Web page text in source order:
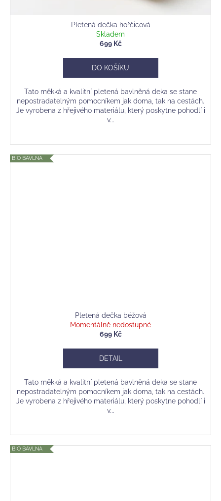
Pletená dečka hořčicová
Skladem
699 Kč
DO KOŠÍKU
Tato měkká a kvalitní pletená bavlněná deka se stane
nepostradatelným pomocníkem jak doma, tak na cestách.
Je vyrobena z hřejivého materiálu, který poskytne pohodlí i
v...
BIO BAVLNA
Pletená dečka béžová
Momentálně nedostupné
699 Kč
DETAIL
Tato měkká a kvalitní pletená bavlněná deka se stane
nepostradatelným pomocníkem jak doma, tak na cestách.
Je vyrobena z hřejivého materiálu, který poskytne pohodlí i
v...
BIO BAVLNA